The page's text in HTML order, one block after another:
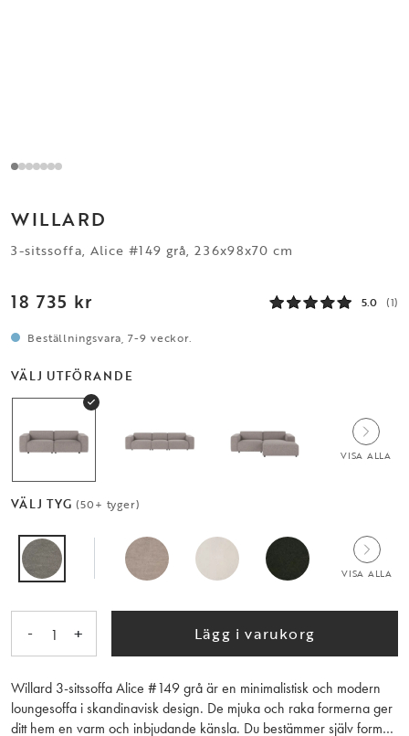
WILLARD
3-sitssoffa, Alice #149 grå, 236x98x70 cm
18 735 kr 5.0 (1)
Beställningsvara, 7-9 veckor.
VÄLJ UTFÖRANDE
VISA ALLA
VÄLJ TYG (50+ tyger)
VISA ALLA
- 1 + Lägg i varukorg
Willard 3-sitssoffa Alice #149 grå är en minimalistisk och modern
loungesoffa i skandinavisk design. De mjuka och raka formerna ger
ditt hem en varm och inbjudande känsla. Du bestämmer själv form